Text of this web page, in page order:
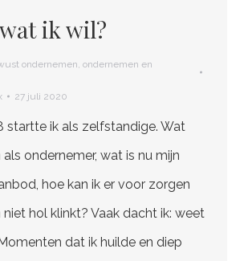
ik wil?
ondernemen, ondernemen en
27 juli 2020
startte ik als zelfstandige. Wat
ondernemer, wat is nu mijn
hoe kan ik er voor zorgen
hol klinkt? Vaak dacht ik: weet
dat ik huilde en diep